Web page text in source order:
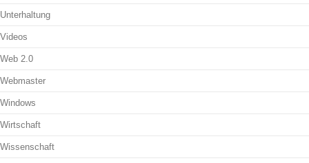
Unterhaltung
Videos
Web 2.0
Webmaster
Windows
Wirtschaft
Wissenschaft